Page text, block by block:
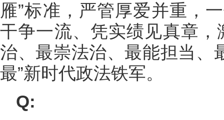
雁”标准，严管厚爱并重，
干争一流、凭实绩见真章，
治、最崇法治、最能担当、
最”新时代政法铁军。
Q: